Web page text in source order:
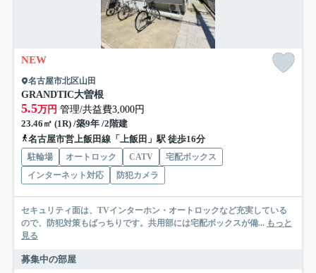
NEW
名古屋市北区山田
GRANDTIC大曽根
5.5万円 管理/共益費3,000円
23.46㎡ (1R) /築9年 /2階建
名古屋市営上飯田線「上飯田」駅 徒歩16分
駐輪場 オートロック CATV
宅配ボックス
インターネット対応
防犯カメラ
セキュリティ面は、TVインターホン・オートロックなど充実している
ので、防犯対策もばっちりです。共用部には宅配ボックスが備... もっと
見る
募集中の部屋